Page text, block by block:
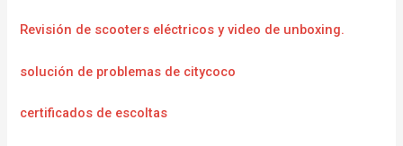
Revisión de scooters eléctricos y video de unboxing.
solución de problemas de citycoco
certificados de escoltas